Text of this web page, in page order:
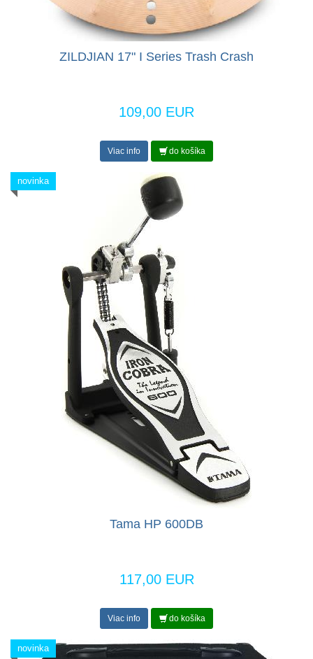
ZILDJIAN 17" I Series Trash Crash
109,00 EUR
Viac info do košíka
novinka
Tama HP 600DB
117,00 EUR
Viac info do košíka
novinka